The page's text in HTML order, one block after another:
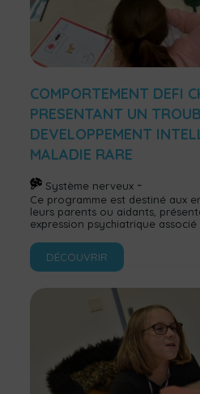
COMPORTEMENT DEFI
PRESENTANT UN
DEVELOPPEMENT
MALADIE RARE
Système nerveux
Ce programme est destiné aux
leurs parents ou aidants,
expression psychiatrique associé
DÉCOUVRIR